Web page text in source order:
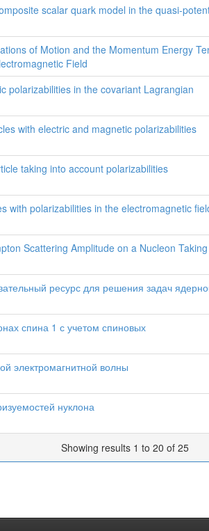
scalar quark model in the quasi-
of Motion and the Momentum Energy
Field
polarizabilities in the covariant Lagrangian
with electric and magnetic polarizabilities
taking into account polarizabilities
with polarizabilities in the electromagnetic
Scattering Amplitude on a Nucleon
ресурс для решения задач
спина 1 с учетом спиновых
электромагнитной волны
нуклона
Showing results 1 to 20 of 25